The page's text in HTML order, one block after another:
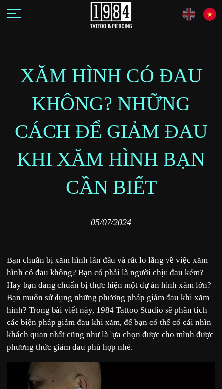
XĂM HÌNH CÓ ĐAU
KHÔNG? NHỮNG
CÁCH ĐỂ GIẢM ĐAU
KHI XĂM HÌNH BẠN
CẦN BIẾT
05/07/2024
Bạn chuẩn bị xăm hình lần đầu và rất lo lắng về việc xăm
hình có đau không? Bạn có phải là người chịu đau kém?
Hay bạn đang chuẩn bị thực hiện một dự án hình xăm lớn?
Bạn muốn sử dụng những phương pháp giảm đau khi xăm
hình? Trong bài viết này, 1984 Tattoo Studio sẽ phân tích
các biện pháp giảm đau khi xăm, để bạn có thể có cái nhìn
khách quan nhất cũng như là lựa chọn được cho mình được
phương thức giảm đau phù hợp nhé.